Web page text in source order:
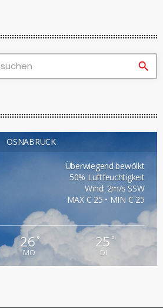
search
OSNABRÜCK
Überwiegend bewölkt
50% Luftfeuchtigkeit
Wind: 2m/s SSW
MAX C 25 • MIN C 25
26°
MO
25°
DI